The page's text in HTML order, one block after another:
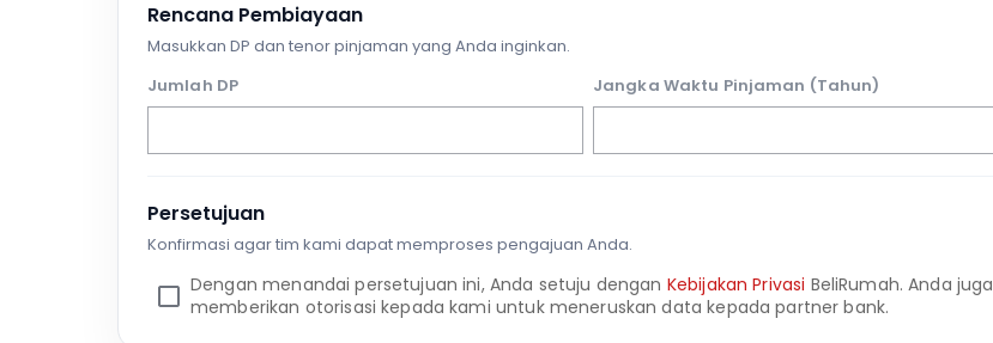
Rencana Pembiayaan
Masukkan DP dan tenor pinjaman yang Anda inginkan.
Jumlah DP
Jangka Waktu Pinjaman (Tahun)
Persetujuan
Konfirmasi agar tim kami dapat memproses pengajuan Anda.
Dengan menandai persetujuan ini, Anda setuju dengan Kebijakan Privasi BeliRumah. Anda juga
memberikan otorisasi kepada kami untuk meneruskan data kepada partner bank.